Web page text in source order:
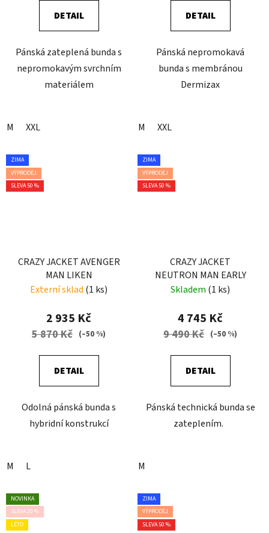
DETAIL
Pánská zateplená bunda s
nepromokavým svrchním
materiálem
M XXL
DETAIL
Pánská nepromokavá
bunda s membránou
Dermizax
M XXL
ZIMA
VÝPRODEJ
SLEVA 50 %
CRAZY JACKET AVENGER
MAN LIKEN
Externí sklad (1 ks)
2 935 Kč
5 870 Kč (–50 %)
DETAIL
Odolná pánská bunda s
hybridní konstrukcí
M L
ZIMA
VÝPRODEJ
SLEVA 50 %
CRAZY JACKET
NEUTRON MAN EARLY
Skladem (1 ks)
4 745 Kč
9 490 Kč (–50 %)
DETAIL
Pánská technická bunda se
zateplením.
M
NOVINKA
SLEVA 20 %
LÉTO
ZIMA
VÝPRODEJ
SLEVA 50 %